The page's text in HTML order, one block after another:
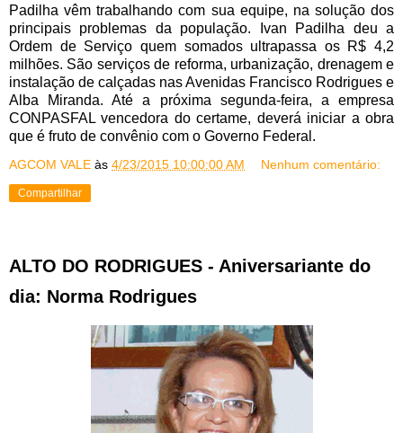
Padilha vêm trabalhando com sua equipe, na solução dos
principais problemas da população. Ivan Padilha deu a
Ordem de Serviço quem somados ultrapassa os R$ 4,2
milhões. São serviços de reforma, urbanização, drenagem e
instalação de calçadas nas Avenidas Francisco Rodrigues e
Alba Miranda. Até a próxima segunda-feira, a empresa
CONPASFAL vencedora do certame, deverá iniciar a obra
que é fruto de convênio com o Governo Federal.
AGCOM VALE às 4/23/2015 10:00:00 AM Nenhum comentário:
Compartilhar
ALTO DO RODRIGUES - Aniversariante do
dia: Norma Rodrigues